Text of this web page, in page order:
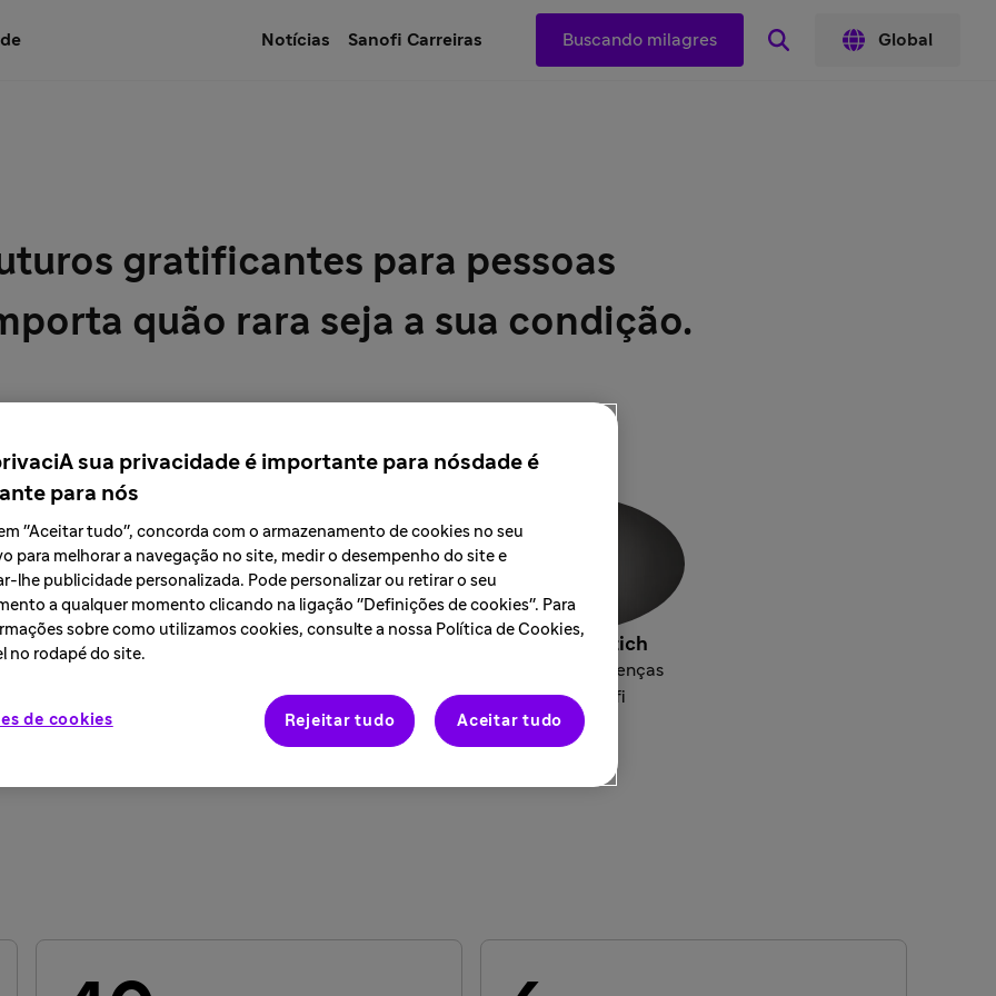
Notícias Sanofi Carreiras Buscando milagres Global
gratificantes para pessoas
quão rara seja a sua condição.
com uma doença rara não
ela. “Ao ouvir e aprender com os
melhorar a vida de indivíduos
o mundo.
Shannon Resetich
Líder Global de Doenças
Raras na Sanofi
sua privacidade é importante para nósdade é
para nós
"Aceitar tudo", concorda com o armazenamento de cookies no seu
para melhorar a navegação no site, medir o desempenho do site e
lhe publicidade personalizada. Pode personalizar ou retirar o seu
a qualquer momento clicando na ligação "Definições de cookies". Para
sobre como utilizamos cookies, consulte a nossa Política de Cookies,
no rodapé do site.
de cookies Rejeitar tudo Aceitar tudo